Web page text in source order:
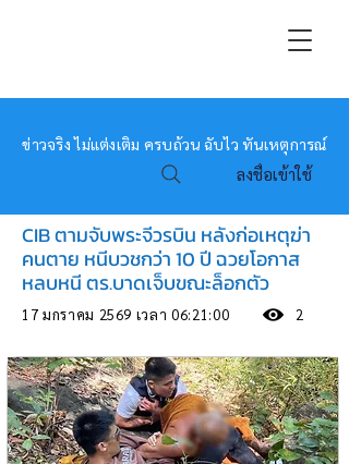
หมอข่าว
ข่าวจริง ไม่แต่งเติม ครบถ้วน ฉับไว ทันเหตุการณ์
ลงชื่อเข้าใช้
CIB ตามจับพระจีวรบิน หลังก่อเหตุฆ่า
คนตาย หนีบวชกว่า 10 ปี ฉวยโอกาส
หลบหนี ตร.บาดเจ็บขณะล็อกตัว
17 มกราคม 2569 เวลา 06:21:00 2